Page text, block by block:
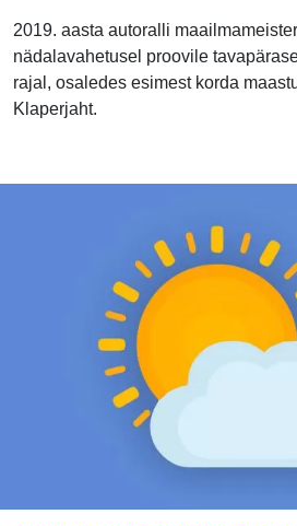
2019. aasta autoralli
nädalavahetusel proovile
rajal, osaledes esimest korda
Klaperjaht.